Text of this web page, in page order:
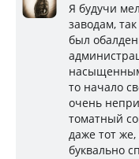
Я будучи
заводам,
был
то начало
очень
томатный
даже тот
буквально